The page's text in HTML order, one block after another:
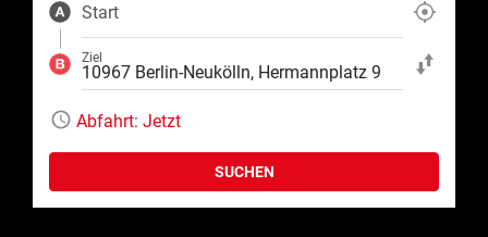
Start
Ziel
Start und Ziel
Abfahrt: Jetzt
SUCHEN